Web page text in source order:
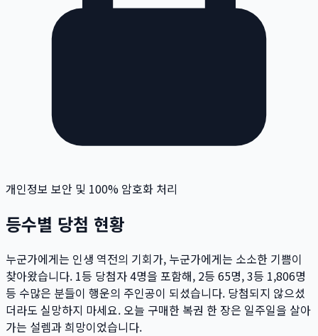
개인정보 보안 및 100% 암호화 처리
등수별 당첨 현황
누군가에게는 인생 역전의 기회가, 누군가에게는 소소한 기쁨이
찾아왔습니다. 1등 당첨자4명을 포함해, 2등 65명, 3등 1,806명
등 수많은 분들이 행운의 주인공이 되셨습니다. 당첨되지 않으셨
더라도 실망하지 마세요. 오늘 구매한 복권 한 장은 일주일을 살아
가는 설렘과 희망이었습니다.